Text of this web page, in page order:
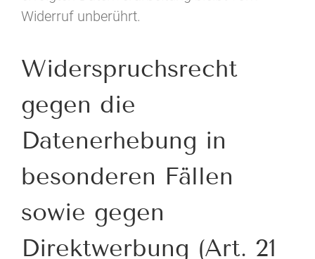
Widerruf unberührt.
Widerspruchsrecht
gegen die
Datenerhebung in
besonderen Fällen
sowie gegen
Direktwerbung (Art. 21